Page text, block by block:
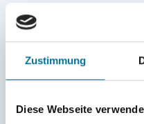
Zustimmung
Diese Webseite
jede vollendete
Teilnehmerkarte gab.
hatte sich im Vorfeld
ihrer Wahl spendeten